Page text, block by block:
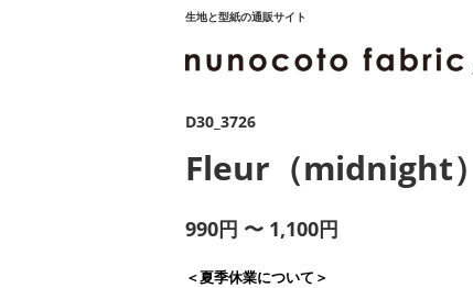
生地と型紙の通販サイト
D30_3726
Fleur（midnight）
990円 〜 1,100円
＜夏季休業について＞